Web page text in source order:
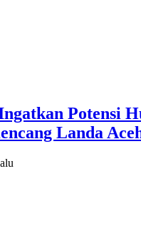
Potensi
Landa